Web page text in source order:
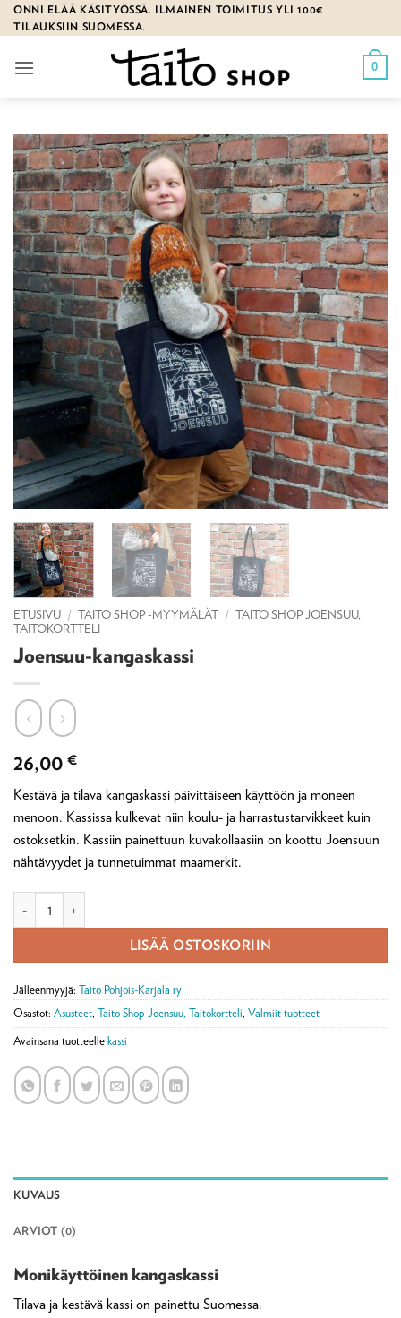
Skip
to
ONNI ELÄÄ KÄSITYÖSSÄ. ILMAINEN TOIMITUS YLI 100€
TILAUKSIIN SUOMESSA.
0
ETUSIVU / TAITO SHOP -MYYMÄLÄT / TAITO SHOP JOENSUU,
TAITOKORTTELI
Joensuu-kangaskassi
26,00 €
Kestävä ja tilava kangaskassi päivittäiseen käyttöön ja moneen
menoon. Kassissa kulkevat niin koulu- ja harrastustarvikkeet kuin
ostoksetkin. Kassiin painettuun kuvakollaasiin on koottu Joensuun
nähtävyydet ja tunnetuimmat maamerkit.
LISÄÄ OSTOSKORIIN
Jälleenmyyjä: Taito Pohjois-Karjala ry
Osastot: Asusteet, Taito Shop Joensuu, Taitokortteli, Valmiit tuotteet
Avainsana tuotteelle kassi
KUVAUS
ARVIOT (0)
Monikäyttöinen kangaskassi
Tilava ja kestävä kassi on painettu Suomessa.